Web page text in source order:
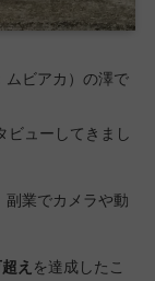
ムビアカ）の澤で
ビューしてきまし
副業でカメラや動
え を達成したこ